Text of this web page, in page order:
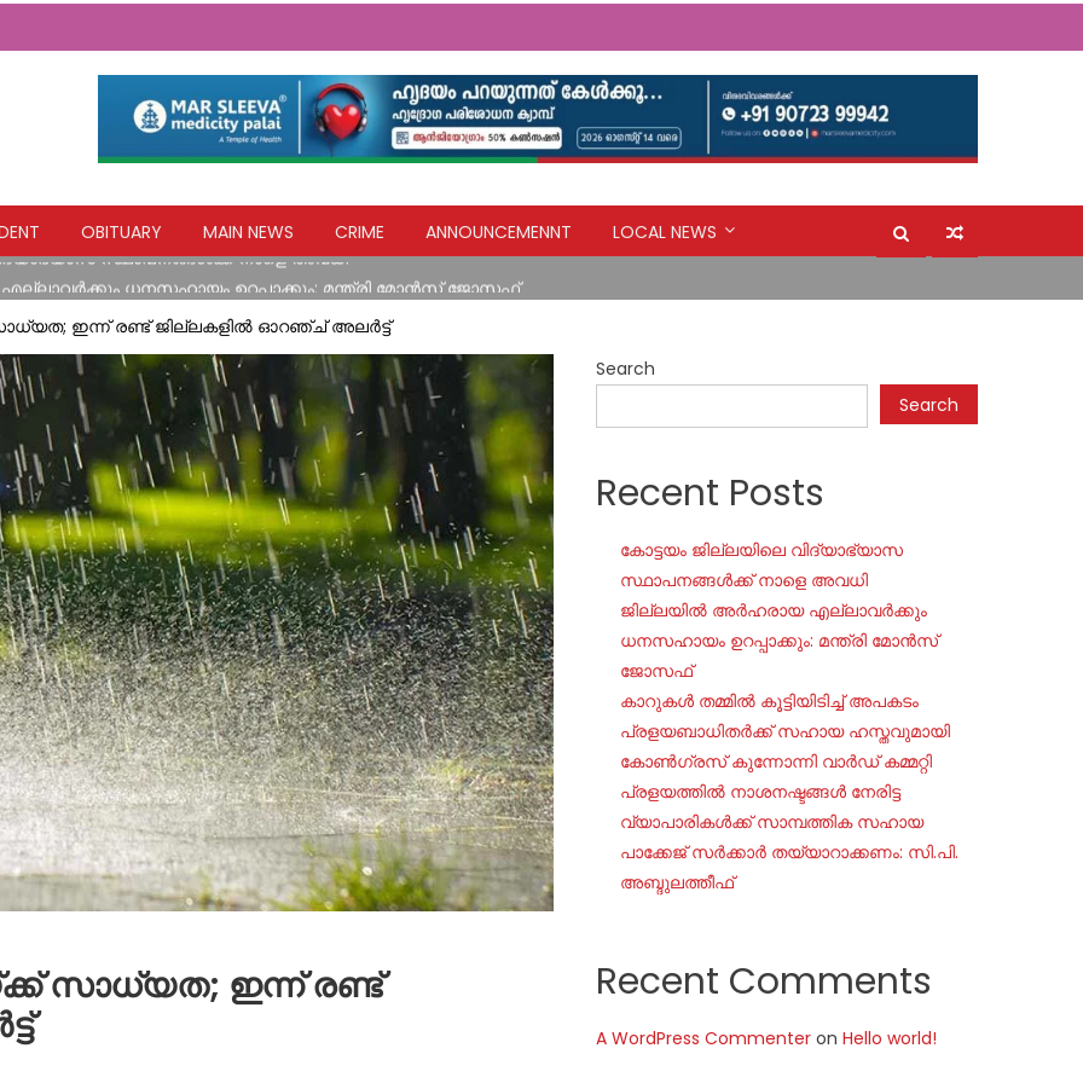
OBITUARY MAIN NEWS CRIME ANNOUNCEMENNT
LOCAL NEWS
ധനസഹായം ഉറപ്പാക്കും: മന്ത്രി മോന്‍സ് ജോസഫ്
ഹസ്തവുമായി കോൺഗ്രസ് കുന്നോന്നി വാർഡ് കമ്മറ്റി
നേരിട്ട വ്യാപാരികൾക്ക് സാമ്പത്തിക സഹായ പാക്കേജ് സർക്കാർ തയ്യാറാക്കണം: സി.പി. അബ്ദുലത്തീഫ്
സ്ഥാപനങ്ങൾക്ക് നാളെ അവധി
ഇന്ന് രണ്ട് ജില്ലകളില്‍ ഓറഞ്ച് അലര്‍ട്ട്
സാധ്യത; ഇന്ന് രണ്ട്
Search
Search
Recent Posts
കോട്ടയം ജില്ലയിലെ വിദ്യാഭ്യാസ
സ്ഥാപനങ്ങൾക്ക് നാളെ അവധി
ജില്ലയില്‍ അര്‍ഹരായ എല്ലാവര്‍ക്കും
ധനസഹായം ഉറപ്പാക്കും: മന്ത്രി മോന്‍സ്
ജോസഫ്
കാറുകൾ തമ്മിൽ കൂട്ടിയിടിച്ച് അപകടം
പ്രളയബാധിതർക്ക് സഹായ ഹസ്തവുമായി
കോൺഗ്രസ് കുന്നോന്നി വാർഡ് കമ്മറ്റി
പ്രളയത്തിൽ നാശനഷ്ടങ്ങൾ നേരിട്ട
വ്യാപാരികൾക്ക് സാമ്പത്തിക സഹായ
പാക്കേജ് സർക്കാർ തയ്യാറാക്കണം: സി.പി.
അബ്ദുലത്തീഫ്
Recent Comments
A WordPress Commenter onHello world!